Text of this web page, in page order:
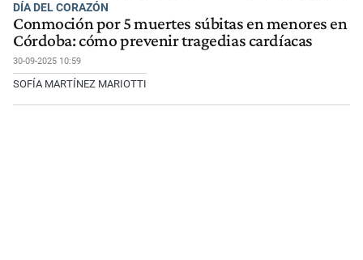
DÍA DEL CORAZÓN
Conmoción por 5 muertes súbitas en menores en
Córdoba: cómo prevenir tragedias cardíacas
30-09-2025 10:59
SOFÍA MARTÍNEZ MARIOTTI